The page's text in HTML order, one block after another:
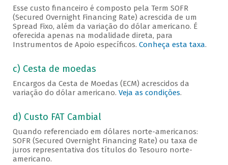
Esse custo financeiro é composto pela Term SOFR
(Secured Overnight Financing Rate) acrescida de um
Spread Fixo, além da variação do dólar americano. É
oferecida apenas na modalidade direta, para
Instrumentos de Apoio específicos. Conheça esta taxa.
c) Cesta de moedas
Encargos da Cesta de Moedas (ECM) acrescidos da
variação do dólar americano. Veja as condições.
d) Custo FAT Cambial
Quando referenciado em dólares norte-americanos:
SOFR (Secured Overnight Financing Rate) ou taxa de
juros representativa dos títulos do Tesouro norte-
americano.